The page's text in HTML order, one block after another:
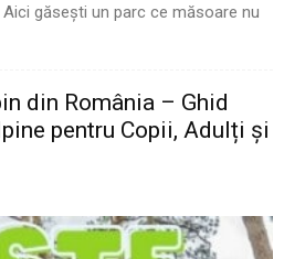
găsești un parc ce măsoare nu
din România – Ghid
pentru Copii, Adulți și